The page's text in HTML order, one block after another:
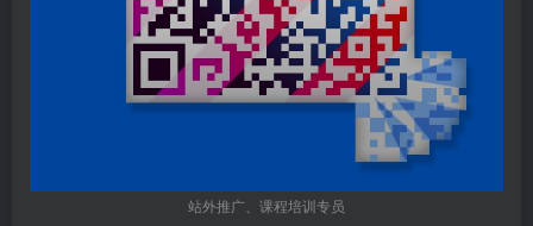
站外推广、课程培训专员